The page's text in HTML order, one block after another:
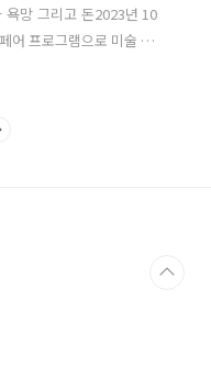
망 그리고 돈2023년 10
어 프로그램으로 미술 시
역사에 대해 이야기 했
대미술은 자본주의를 전